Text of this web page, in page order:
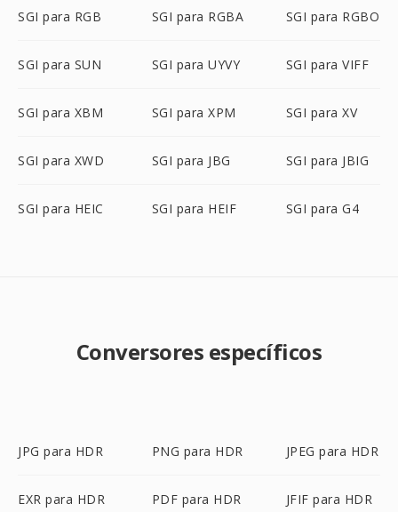
SGI para RGB SGI para RGBA SGI para RGBO
SGI para SUN SGI para UYVY SGI para VIFF
SGI para XBM SGI para XPM SGI para XV
SGI para XWD SGI para JBG SGI para JBIG
SGI para HEIC SGI para HEIF SGI para G4
Conversores específicos
JPG para HDR PNG para HDR JPEG para HDR
EXR para HDR PDF para HDR JFIF para HDR